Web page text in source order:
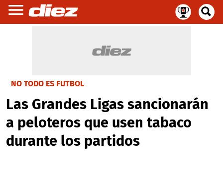
NO TODO ES FUTBOL
Las Grandes Ligas sancionarán
a peloteros que usen tabaco
durante los partidos